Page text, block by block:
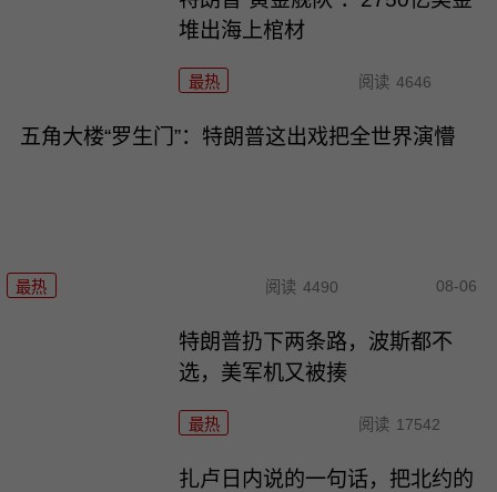
堆出海上棺材
最热 阅读 4646
五角大楼“罗生门”：特朗普这出戏把全世界演懵
最热 阅读 4490 08-06
特朗普扔下两条路，波斯都不
选，美军机又被揍
最热 阅读 17542
扎卢日内说的一句话，把北约的